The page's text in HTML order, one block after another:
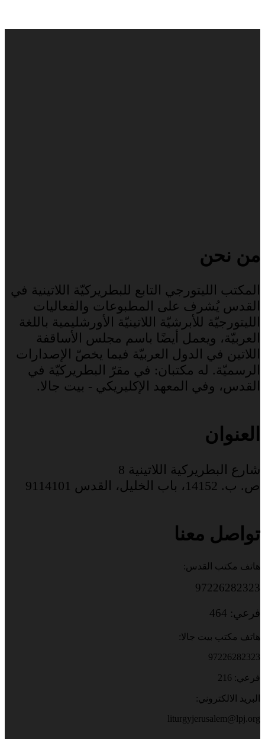
من نحن
المكتب الليتورجي التابع للبطريركيّة اللاتينية في
القدس يُشرف على المطبوعات والفعاليات
الليتورجيّة للأبرشيّة اللاتينيّة الأورشليمية باللغة
العربيّة، ويعمل أيضًا باسم مجلس الأساقفة
اللاتين في الدول العربيّة فيما يخصّ الإصدارات
الرسميّة. له مكتبان: في مقرّ البطريركيّة في
القدس، وفي المعهد الإكليريكي - بيت جالا.
العنوان
شارع البطريركية اللاتينية 8
ص. ب. 14152، باب الخليل، القدس 9114101
تواصل معنا
هاتف مكتب القدس:
97226282323
فرعي: 464
هاتف مكتب بيت جالا:
97226282323
فرعي: 216
البريد الالكتروني:
liturgyjerusalem@lpj.org